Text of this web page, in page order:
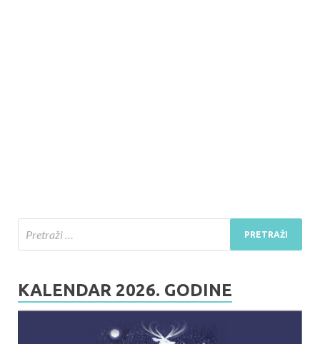
KALENDAR 2026. GODINE